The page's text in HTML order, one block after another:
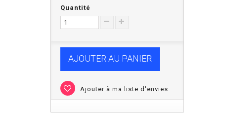
Quantité
AJOUTER AU PANIER
Ajouter à ma liste d'envies